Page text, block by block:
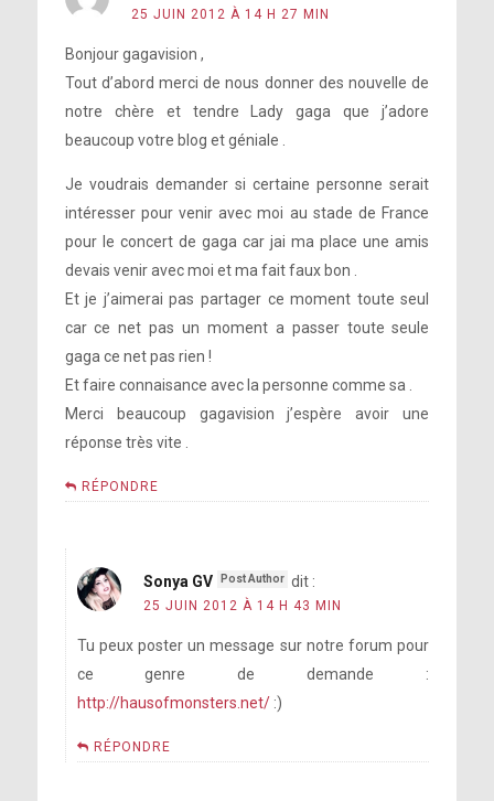
25 JUIN 2012 À 14 H 27 MIN
Bonjour gagavision ,
Tout d’abord merci de nous donner des nouvelle de
notre chère et tendre Lady gaga que j’adore
beaucoup votre blog et géniale .
Je voudrais demander si certaine personne serait
intéresser pour venir avec moi au stade de France
pour le concert de gaga car jai ma place une amis
devais venir avec moi et ma fait faux bon .
Et je j’aimerai pas partager ce moment toute seul
car ce net pas un moment a passer toute seule
gaga ce net pas rien !
Et faire connaisance avec la personne comme sa .
Merci beaucoup gagavision j’espère avoir une
réponse très vite .
RÉPONDRE
Sonya GV dit :
25 JUIN 2012 À 14 H 43 MIN
Tu peux poster un message sur notre forum pour
ce genre de demande :
http://hausofmonsters.net/:)
RÉPONDRE